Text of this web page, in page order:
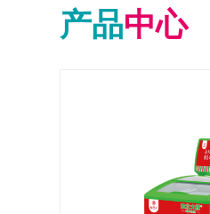
产品中心